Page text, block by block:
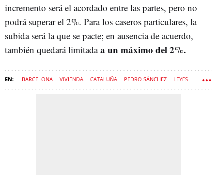
incremento será el acordado entre las partes, pero no
podrá superar el 2%. Para los caseros particulares, la
subida será la que se pacte; en ausencia de acuerdo,
también quedará limitadaa un máximo del 2%.
BARCELONA VIVIENDA CATALUÑA PEDRO SÁNCHEZ LEYES